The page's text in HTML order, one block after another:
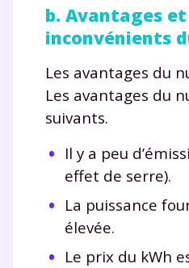
b. Avantages et
inconvénients
Les avantages du
Les avantages du
suivants.
Il y a peu
effet de serre).
La puissance
élevée.
Le prix du kWh